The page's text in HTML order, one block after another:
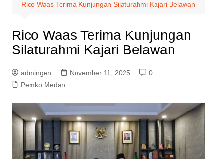
Rico Waas Terima Kunjungan Silaturahmi Kajari Belawan
Rico Waas Terima Kunjungan
Silaturahmi Kajari Belawan
admingen November 11, 2025
0
Pemko Medan